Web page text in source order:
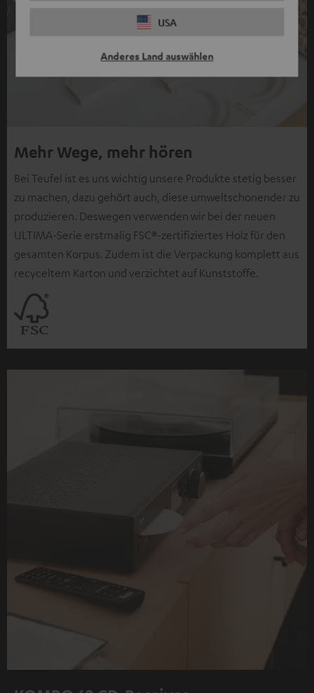
USA
Anderes Land auswählen
Mehr Wege, mehr hören
Bei Teufel ist es uns wichtig unsere Produkte stetig besser
zu machen, dazu gehört auch, diese umweltschonender zu
produzieren. Deswegen verwenden wir bei der neuen
ULTIMA-Serie erstmalig FSC®-zertifiziertes Holz für den
gesamten Korpus. Zudem ist die Verpackung komplett aus
recyceltem Karton und verzichtet auf Kunststoffe.